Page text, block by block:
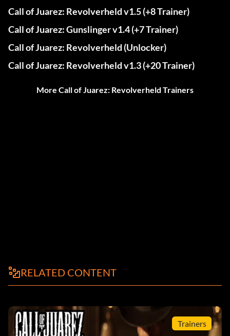
Call of Juarez: Revolverheld v1.5 (+8 Trainer)
Call of Juarez: Gunslinger v1.4 (+7 Trainer)
Call of Juarez: Revolverheld (Unlocker)
Call of Juarez: Revolverheld v1.3 (+20 Trainer)
More Call of Juarez: Revolverheld Trainers
RELATED CONTENT
Trainers